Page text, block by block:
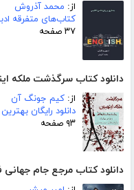
از: محمد آذروش
کتاب‌های متفرقه
۳۷ صفحه
دانلود کتاب سرگذشت ملکه
از: کیم جونگ آن
دانلود رایگان
۹۳ صفحه
دانلود کتاب مرجع جام جهانی